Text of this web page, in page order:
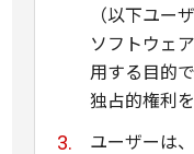
（以下ユー
ソフトウェ
用する目的
独占的権利
ユーザーは